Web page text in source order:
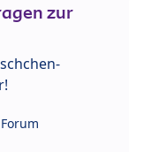
zur